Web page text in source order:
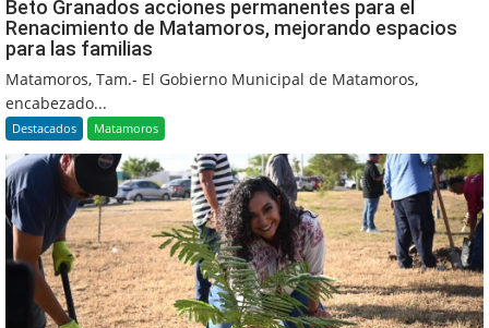
Beto Granados acciones permanentes para el
Renacimiento de Matamoros, mejorando espacios
para las familias
Matamoros, Tam.- El Gobierno Municipal de Matamoros,
encabezado...
Destacados Matamoros